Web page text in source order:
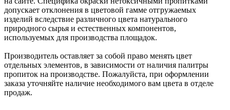
допускает отклонения в цветовой гамме отгружаемых
изделий вследствие различного цвета натурального
природного сырья и естественных компонентов,
используемых для производства площадок.
Производитель оставляет за собой право менять цвет
отдельных элементов, в зависимости от наличия палитры
пропиток на производстве. Пожалуйста, при оформлении
заказа уточняйте наличие необходимого вам цвета в отделе
продаж.